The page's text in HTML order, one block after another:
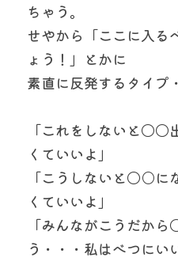
ちゃう。
せやから「ここに入る
ょう！」とかに
素直に反発するタイプ
「これをしないと〇
くていいよ」
「こうしないと〇○に
くていいよ」
「みんながこうだか
う・・・私はべつにい